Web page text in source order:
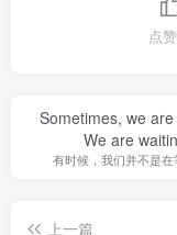
点赞
Sometimes, we
We are
有时候，我们并不是
上一篇